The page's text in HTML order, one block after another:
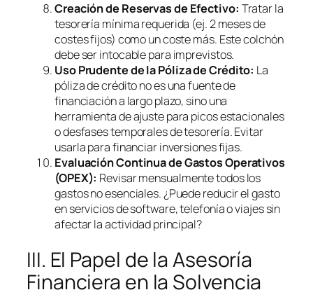
Creación de Reservas de Efectivo: Tratar la
tesorería mínima requerida (ej. 2 meses de
costes fijos) como un coste más. Este colchón
debe ser intocable para imprevistos.
Uso Prudente de la Póliza de Crédito: La
póliza de crédito no es una fuente de
financiación a largo plazo, sino una
herramienta de ajuste para picos estacionales
o desfases temporales de tesorería. Evitar
usarla para financiar inversiones fijas.
Evaluación Continua de Gastos Operativos
(OPEX): Revisar mensualmente todos los
gastos no esenciales. ¿Puede reducir el gasto
en servicios desoftware, telefonía o viajes sin
afectar la actividad principal?
III. El Papel de la Asesoría
Financiera en la Solvencia